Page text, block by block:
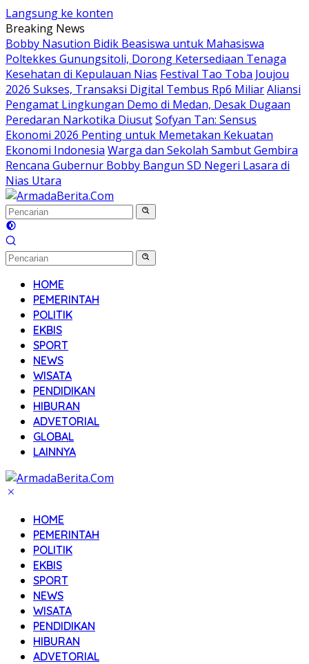
Langsung ke konten
Breaking News
Bobby Nasution Bidik Beasiswa untuk Mahasiswa
Poltekkes Gunungsitoli, Dorong Ketersediaan Tenaga
Kesehatan di Kepulauan Nias Festival Tao Toba Joujou
2026 Sukses, Transaksi Digital Tembus Rp6 MiliarAliansi
Pengamat Lingkungan Demo di Medan, Desak Dugaan
Peredaran Narkotika DiusutSofyan Tan: Sensus
Ekonomi 2026 Penting untuk Memetakan Kekuatan
Ekonomi Indonesia Warga dan Sekolah Sambut Gembira
Rencana Gubernur Bobby Bangun SD Negeri Lasara di
Nias Utara
HOME
PEMERINTAH
POLITIK
EKBIS
SPORT
NEWS
WISATA
PENDIDIKAN
HIBURAN
ADVETORIAL
GLOBAL
LAINNYA
HOME
PEMERINTAH
POLITIK
EKBIS
SPORT
NEWS
WISATA
PENDIDIKAN
HIBURAN
ADVETORIAL